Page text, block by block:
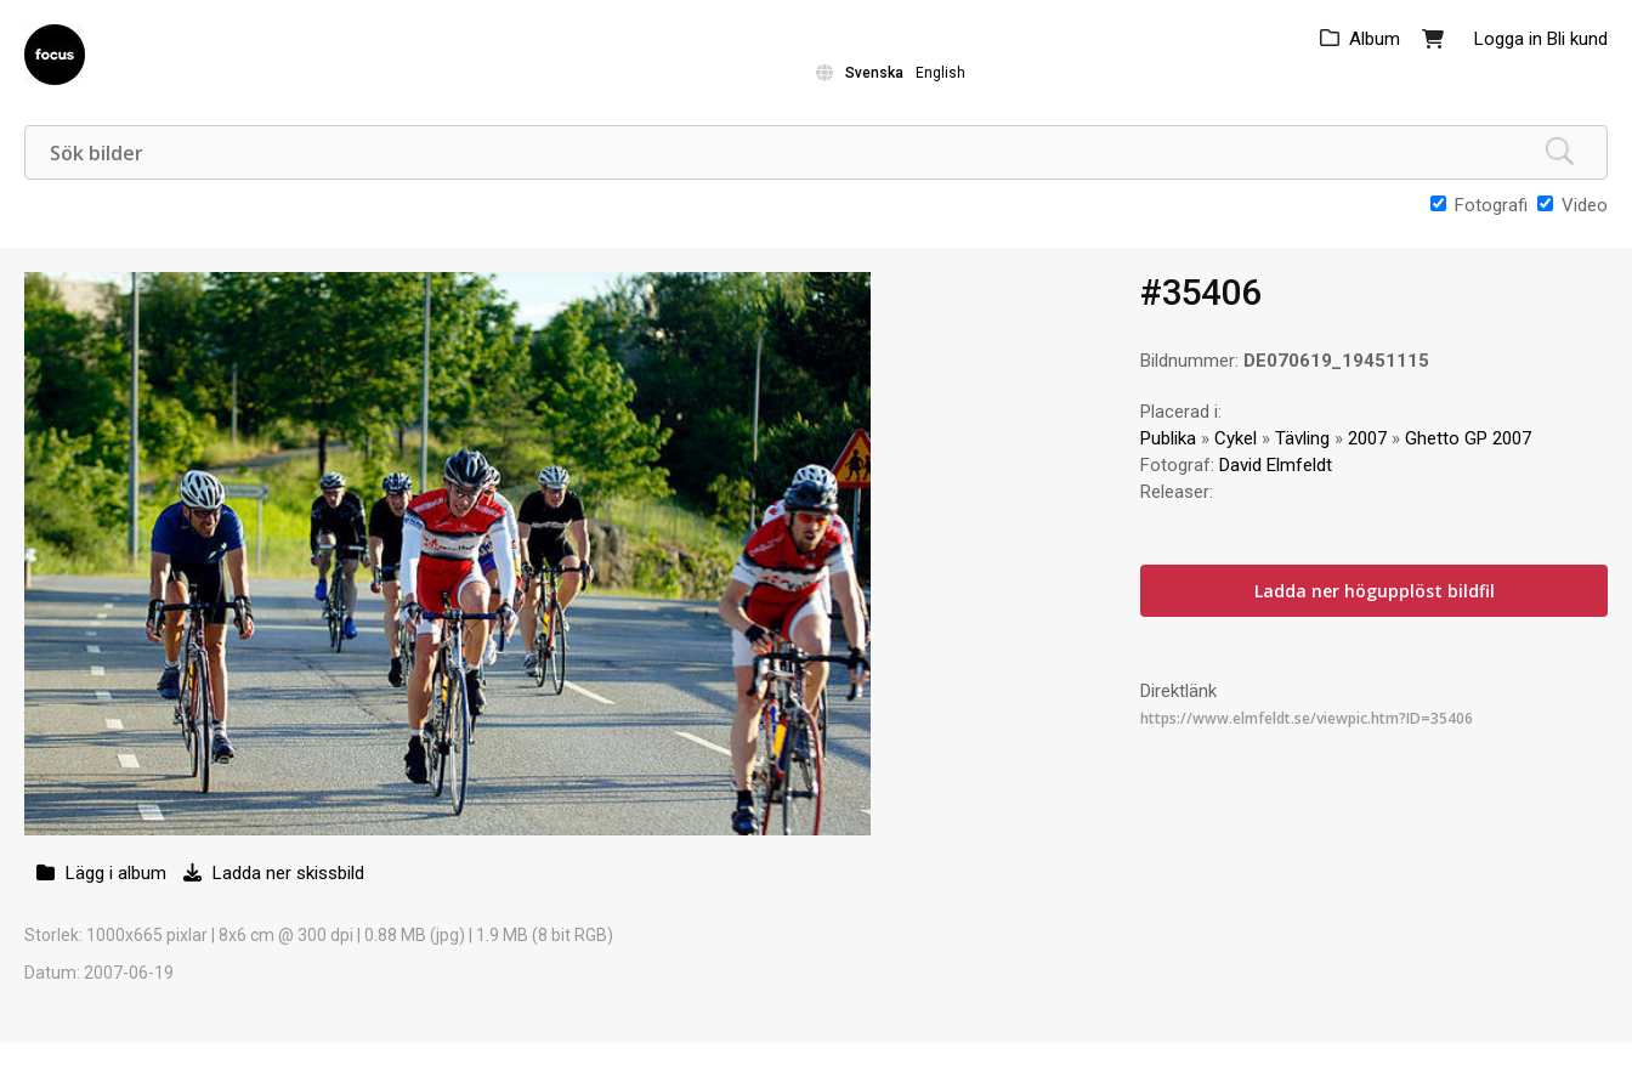
Logga in Bli kund
Album
Svenska English
Fotografi Video
Lägg i album Ladda ner skissbild
Storlek: 1000x665 pixlar | 8x6 cm @ 300 dpi | 0.88 MB (jpg) | 1.9 MB (8 bit RGB)
Datum: 2007-06-19
#35406
Bildnummer: DE070619_19451115
Placerad i:
Publika »Cykel »Tävling »2007 »Ghetto GP 2007
Fotograf:David Elmfeldt
Releaser:
Ladda ner högupplöst bildfil
Direktlänk